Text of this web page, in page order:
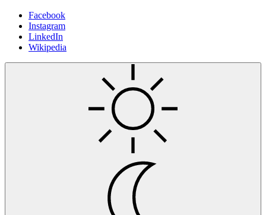
Facebook
Instagram
LinkedIn
Wikipedia